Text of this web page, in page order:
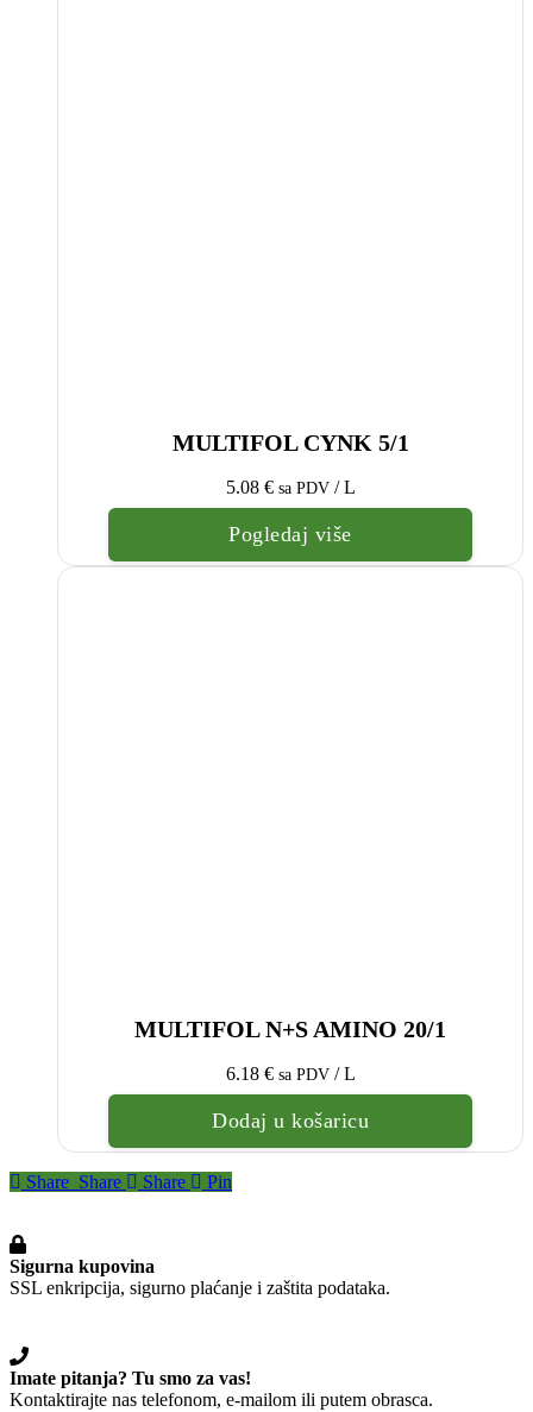
MULTIFOL CYNK 5/1
5.08 € sa PDV / L
Pogledaj više
MULTIFOL N+S AMINO 20/1
6.18 € sa PDV / L
Dodaj u košaricu
Share Share Share Pin
Sigurna kupovina
SSL enkripcija, sigurno plaćanje i zaštita podataka.
Imate pitanja? Tu smo za vas!
Kontaktirajte nas telefonom, e-mailom ili putem obrasca.